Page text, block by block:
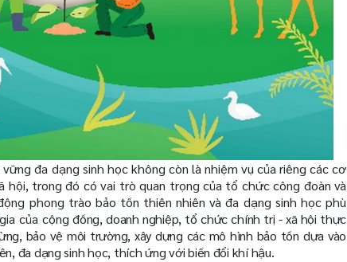
đa dạng sinh học không còn là nhiệm vụ của riêng các cơ
hội, trong đó có vai trò quan trọng của tổ chức công đoàn và
phong trào bảo tồn thiên nhiên và đa dạng sinh học phù
của cộngđồng, doanh nghiệp, tổ chức chính trị - xã hội thực
bảo vệ môi trường, xây dựng các mô hình bảo tồn dựa vào
đa dạng sinh học, thích ứng với biến đổi khí hậu.